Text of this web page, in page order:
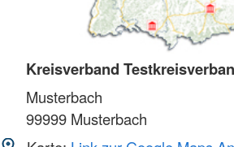
Kreisverband
Musterbach
99999 Musterbach